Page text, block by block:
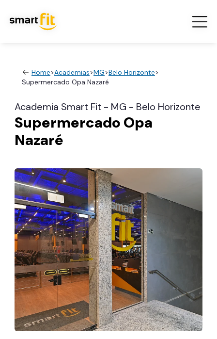
Home>Academias>MG>Belo Horizonte>
Supermercado Opa Nazaré
Academia Smart Fit - MG - Belo Horizonte
Supermercado Opa
Nazaré